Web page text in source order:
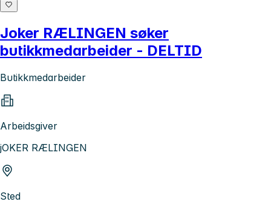
Joker RÆLINGEN søker
butikkmedarbeider - DELTID
Butikkmedarbeider
Arbeidsgiver
jOKER RÆLINGEN
Sted